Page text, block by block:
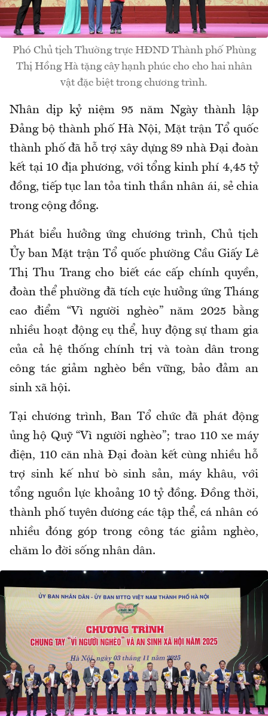
Phó Chủ tịch Thường trực HĐND Thành phố Phùng
Thị Hồng Hà tặng cây hạnh phúc cho cho hai nhân
vật đặc biệt trong chương trình.
Nhân dịp kỷ niệm 95 năm Ngày thành lập
Đảng bộ thành phố Hà Nội, Mặt trận Tổ quốc
thành phố đã hỗ trợ xây dựng 89 nhà Đại đoàn
kết tại 10 địa phương, với tổng kinh phí 4,45 tỷ
đồng, tiếp tục lan tỏa tinh thần nhân ái, sẻ chia
trong cộng đồng.
Phát biểu hưởng ứng chương trình, Chủ tịch
Ủy ban Mặt trận Tổ quốc phường Cầu Giấy Lê
Thị Thu Trang cho biết các cấp chính quyền,
đoàn thể phường đã tích cực hưởng ứng Tháng
cao điểm “Vì người nghèo” năm 2025 bằng
nhiều hoạt động cụ thể, huy động sự tham gia
của cả hệ thống chính trị và toàn dân trong
công tác giảm nghèo bền vững, bảo đảm an
sinh xã hội.
Tại chương trình, Ban Tổ chức đã phát động
ủng hộ Quỹ “Vì người nghèo”; trao 110 xe máy
điện, 110 căn nhà Đại đoàn kết cùng nhiều hỗ
trợ sinh kế như bò sinh sản, máy khâu, với
tổng nguồn lực khoảng 10 tỷ đồng. Đồng thời,
thành phố tuyên dương các tập thể, cá nhân có
nhiều đóng góp trong công tác giảm nghèo,
chăm lo đời sống nhân dân.